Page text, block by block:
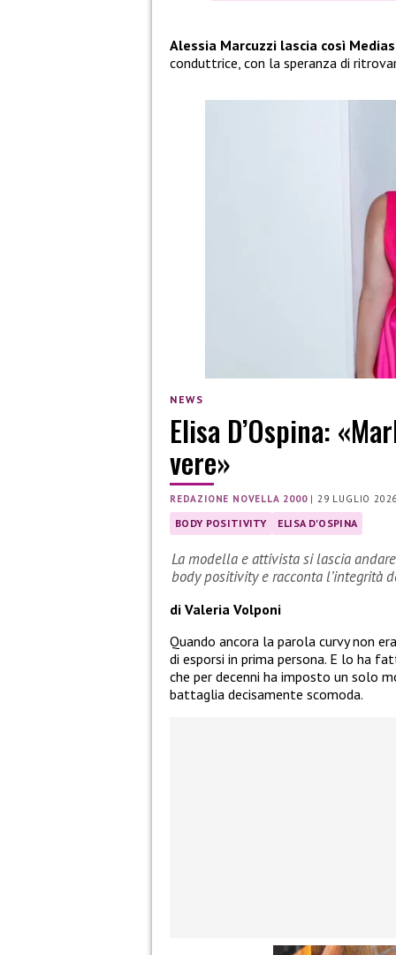
Alessia Marcuzzi lascia così
conduttrice, con la speranza di
NEWS
Elisa D’Ospina:
vere»
REDAZIONE NOVELLA 2000|29 LUGLIO
BODY POSITIVITY ELISA D'OSPINA
La modella e attivista si lascia
body positivity e racconta l’integrità
di Valeria Volponi
Quando ancora la parola curvy non
di esporsi in prima persona. E lo ha
che per decenni ha imposto un solo
battaglia decisamente scomoda.